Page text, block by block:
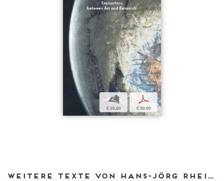
b
€ 30,00
p
€ 30,00
Weitere Texte von Hans-Jörg Rheinberger bei DIAPHANES